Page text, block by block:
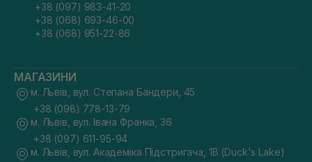
+38 (097) 983-41-20
+38 (068) 693-46-00
+38 (068) 951-22-86
МАГАЗИНИ
м. Львів, вул. Степана Бандери, 45
+38 (098) 778-13-79
м. Львів, вул. Івана Франка, 36
+38 (097) 611-95-94
м. Львів, вул. Академіка Підстригача, 1В (Duck's Lake)